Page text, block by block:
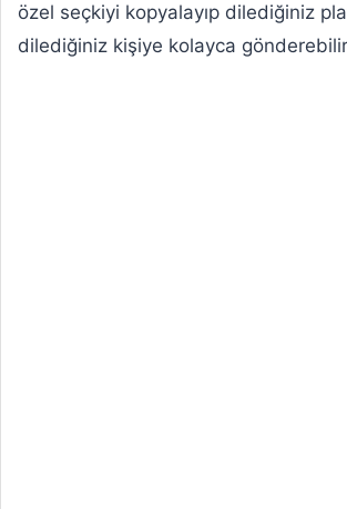
özel seçkiyi kopyalayıp dilediğiniz
dilediğiniz kişiye kolayca